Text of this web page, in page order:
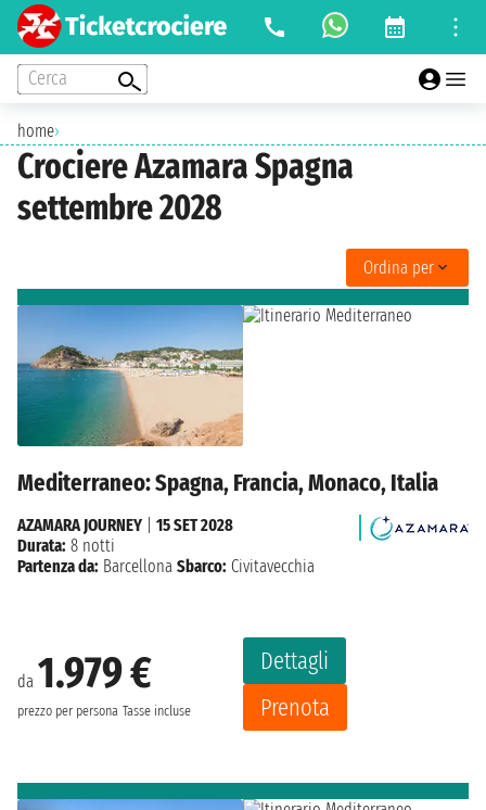
Cerca
home›
Crociere Azamara Spagna
settembre 2028
Ordina per
Mediterraneo: Spagna, Francia, Monaco, Italia
da 1.979 €
prezzo per persona Tasse incluse
Dettagli
Prenota
AZAMARA JOURNEY
15 SET 2028
Durata: 8 notti
Partenza da: Barcellona Sbarco: Civitavecchia